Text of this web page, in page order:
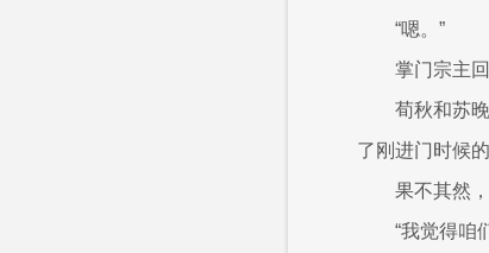
“嗯。”
掌门宗主
荀秋和苏
了刚进门时候
果不其然
“我觉得咱